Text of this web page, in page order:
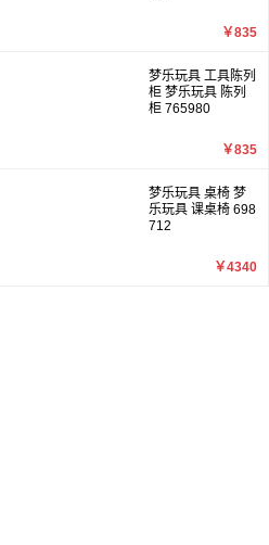
￥835
梦乐玩具 工具陈列
柜 梦乐玩具 陈列
柜 765980
￥835
梦乐玩具 桌椅 梦
乐玩具 课桌椅 698
712
￥4340